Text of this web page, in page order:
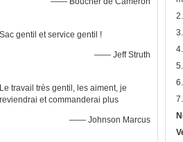
Sac gentil et service gentil !
—— Jeff Struth
Le travail très gentil, les aiment, je
reviendrai et commanderai plus
—— Johnson Marcus